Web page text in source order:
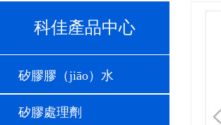
科佳產品中心
矽膠膠（jiāo）水
矽膠處理劑